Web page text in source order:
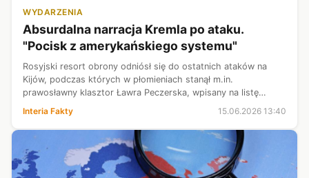
WYDARZENIA
Absurdalna narracja Kremla po ataku.
"Pocisk z amerykańskiego systemu"
Rosyjski resort obrony odniósł się do ostatnich ataków na
Kijów, podczas których w płomieniach stanął m.in.
prawosławny klasztor Ławra Peczerska, wpisany na listę
światowego dziedzictwa UNESCO. Kreml rozsiewa narrację,
jakoby w budynek uderzyć miała ...
Interia Fakty 15.06.2026 13:40